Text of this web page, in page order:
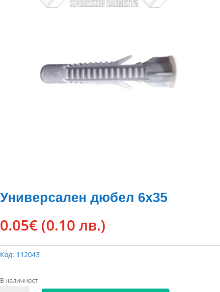
Универсален дюбел 6х35
0.05€ (0.10 лв.)
Код: 112043
В наличност